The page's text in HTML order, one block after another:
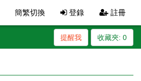
簡繁切換 登錄 註冊
收藏夾: 0
提醒我